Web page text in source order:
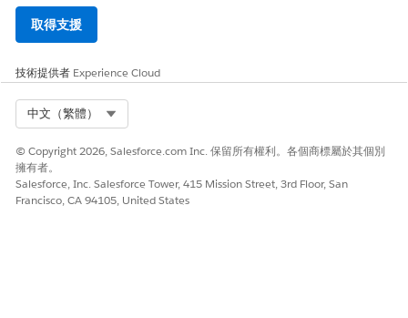
取得支援
技術提供者 Experience Cloud
中文（繁體）
© Copyright 2026, Salesforce.com Inc. 保留所有權利。各個商標屬於其個別
擁有者。
Salesforce, Inc. Salesforce Tower, 415 Mission Street, 3rd Floor, San
Francisco, CA 94105, United States